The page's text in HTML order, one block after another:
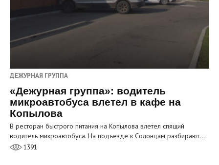
ДЕЖУРНАЯ ГРУППА
«Дежурная группа»: водитель
микроавтобуса влетел в кафе на
Копылова
В ресторан быстрого питания на Копылова влетел спящий
водитель микроавтобуса. На подъезде к Солонцам разбирают…
1391